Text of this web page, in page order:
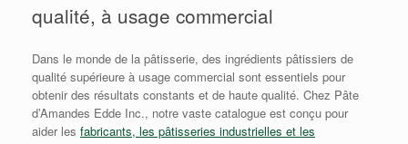
qualité, à usage commercial
Dans le monde de la pâtisserie, des ingrédients pâtissiers de
qualité supérieure à usage commercial sont essentiels pour
obtenir des résultats constants et de haute qualité. Chez Pâte
d’Amandes Edde Inc., notre vaste catalogue est conçu pour
aider les fabricants, les pâtisseries industrielles et les